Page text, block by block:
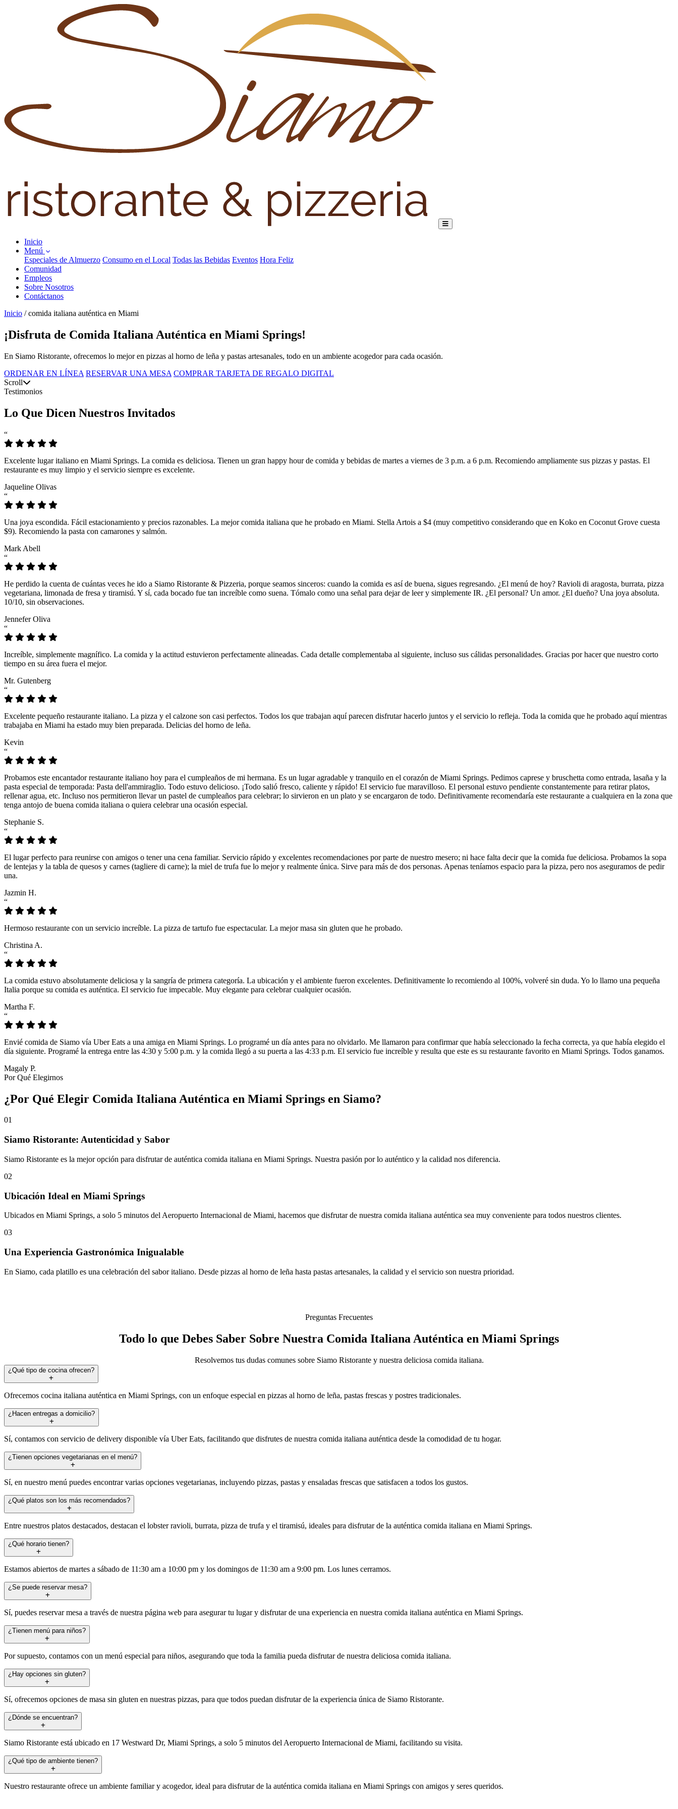
Inicio
Menú
Especiales de Almuerzo Consumo en el Local Todas las Bebidas Eventos Hora Feliz
Comunidad
Empleos
Sobre Nosotros
Contáctanos
Inicio / comida italiana auténtica en Miami
¡Disfruta de Comida Italiana Auténtica en Miami Springs!
En Siamo Ristorante, ofrecemos lo mejor en pizzas al horno de leña y pastas artesanales, todo en un ambiente acogedor para cada ocasión.
ORDENAR EN LÍNEA RESERVAR UNA MESA COMPRAR TARJETA DE REGALO DIGITAL
Scroll
Testimonios
Lo Que Dicen Nuestros Invitados
“
Excelente lugar italiano en Miami Springs. La comida es deliciosa. Tienen un gran happy hour de comida y bebidas de martes a viernes de 3 p.m. a 6 p.m. Recomiendo ampliamente sus pizzas y pastas. El
restaurante es muy limpio y el servicio siempre es excelente.
Jaqueline Olivas
“
Una joya escondida. Fácil estacionamiento y precios razonables. La mejor comida italiana que he probado en Miami. Stella Artois a $4 (muy competitivo considerando que en Koko en Coconut Grove cuesta
$9). Recomiendo la pasta con camarones y salmón.
Mark Abell
“
He perdido la cuenta de cuántas veces he ido a Siamo Ristorante & Pizzeria, porque seamos sinceros: cuando la comida es así de buena, sigues regresando. ¿El menú de hoy? Ravioli di aragosta, burrata, pizza
vegetariana, limonada de fresa y tiramisú. Y sí, cada bocado fue tan increíble como suena. Tómalo como una señal para dejar de leer y simplemente IR. ¿El personal? Un amor. ¿El dueño? Una joya absoluta.
10/10, sin observaciones.
Jennefer Oliva
“
Increíble, simplemente magnífico. La comida y la actitud estuvieron perfectamente alineadas. Cada detalle complementaba al siguiente, incluso sus cálidas personalidades. Gracias por hacer que nuestro corto
tiempo en su área fuera el mejor.
Mr. Gutenberg
“
Excelente pequeño restaurante italiano. La pizza y el calzone son casi perfectos. Todos los que trabajan aquí parecen disfrutar hacerlo juntos y el servicio lo refleja. Toda la comida que he probado aquí mientras
trabajaba en Miami ha estado muy bien preparada. Delicias del horno de leña.
Kevin
“
Probamos este encantador restaurante italiano hoy para el cumpleaños de mi hermana. Es un lugar agradable y tranquilo en el corazón de Miami Springs. Pedimos caprese y bruschetta como entrada, lasaña y la
pasta especial de temporada: Pasta dell'ammiraglio. Todo estuvo delicioso. ¡Todo salió fresco, caliente y rápido! El servicio fue maravilloso. El personal estuvo pendiente constantemente para retirar platos,
rellenar agua, etc. Incluso nos permitieron llevar un pastel de cumpleaños para celebrar; lo sirvieron en un plato y se encargaron de todo. Definitivamente recomendaría este restaurante a cualquiera en la zona que
tenga antojo de buena comida italiana o quiera celebrar una ocasión especial.
Stephanie S.
“
El lugar perfecto para reunirse con amigos o tener una cena familiar. Servicio rápido y excelentes recomendaciones por parte de nuestro mesero; ni hace falta decir que la comida fue deliciosa. Probamos la sopa
de lentejas y la tabla de quesos y carnes (tagliere di carne); la miel de trufa fue lo mejor y realmente única. Sirve para más de dos personas. Apenas teníamos espacio para la pizza, pero nos aseguramos de pedir
una.
Jazmin H.
“
Hermoso restaurante con un servicio increíble. La pizza de tartufo fue espectacular. La mejor masa sin gluten que he probado.
Christina A.
“
La comida estuvo absolutamente deliciosa y la sangría de primera categoría. La ubicación y el ambiente fueron excelentes. Definitivamente lo recomiendo al 100%, volveré sin duda. Yo lo llamo una pequeña
Italia porque su comida es auténtica. El servicio fue impecable. Muy elegante para celebrar cualquier ocasión.
Martha F.
“
Envié comida de Siamo vía Uber Eats a una amiga en Miami Springs. Lo programé un día antes para no olvidarlo. Me llamaron para confirmar que había seleccionado la fecha correcta, ya que había elegido el
día siguiente. Programé la entrega entre las 4:30 y 5:00 p.m. y la comida llegó a su puerta a las 4:33 p.m. El servicio fue increíble y resulta que este es su restaurante favorito en Miami Springs. Todos ganamos.
Magaly P.
Por Qué Elegirnos
¿Por Qué Elegir Comida Italiana Auténtica en Miami Springs en Siamo?
01
Siamo Ristorante: Autenticidad y Sabor
Siamo Ristorante es la mejor opción para disfrutar de auténtica comida italiana en Miami Springs. Nuestra pasión por lo auténtico y la calidad nos diferencia.
02
Ubicación Ideal en Miami Springs
Ubicados en Miami Springs, a solo 5 minutos del Aeropuerto Internacional de Miami, hacemos que disfrutar de nuestra comida italiana auténtica sea muy conveniente para todos nuestros clientes.
03
Una Experiencia Gastronómica Inigualable
En Siamo, cada platillo es una celebración del sabor italiano. Desde pizzas al horno de leña hasta pastas artesanales, la calidad y el servicio son nuestra prioridad.
Preguntas Frecuentes
Todo lo que Debes Saber Sobre Nuestra Comida Italiana Auténtica en Miami Springs
Resolvemos tus dudas comunes sobre Siamo Ristorante y nuestra deliciosa comida italiana.
¿Qué tipo de cocina ofrecen?
Ofrecemos cocina italiana auténtica en Miami Springs, con un enfoque especial en pizzas al horno de leña, pastas frescas y postres tradicionales.
¿Hacen entregas a domicilio?
Sí, contamos con servicio de delivery disponible vía Uber Eats, facilitando que disfrutes de nuestra comida italiana auténtica desde la comodidad de tu hogar.
¿Tienen opciones vegetarianas en el menú?
Sí, en nuestro menú puedes encontrar varias opciones vegetarianas, incluyendo pizzas, pastas y ensaladas frescas que satisfacen a todos los gustos.
¿Qué platos son los más recomendados?
Entre nuestros platos destacados, destacan el lobster ravioli, burrata, pizza de trufa y el tiramisú, ideales para disfrutar de la auténtica comida italiana en Miami Springs.
¿Qué horario tienen?
Estamos abiertos de martes a sábado de 11:30 am a 10:00 pm y los domingos de 11:30 am a 9:00 pm. Los lunes cerramos.
¿Se puede reservar mesa?
Sí, puedes reservar mesa a través de nuestra página web para asegurar tu lugar y disfrutar de una experiencia en nuestra comida italiana auténtica en Miami Springs.
¿Tienen menú para niños?
Por supuesto, contamos con un menú especial para niños, asegurando que toda la familia pueda disfrutar de nuestra deliciosa comida italiana.
¿Hay opciones sin gluten?
Sí, ofrecemos opciones de masa sin gluten en nuestras pizzas, para que todos puedan disfrutar de la experiencia única de Siamo Ristorante.
¿Dónde se encuentran?
Siamo Ristorante está ubicado en 17 Westward Dr, Miami Springs, a solo 5 minutos del Aeropuerto Internacional de Miami, facilitando su visita.
¿Qué tipo de ambiente tienen?
Nuestro restaurante ofrece un ambiente familiar y acogedor, ideal para disfrutar de la auténtica comida italiana en Miami Springs con amigos y seres queridos.